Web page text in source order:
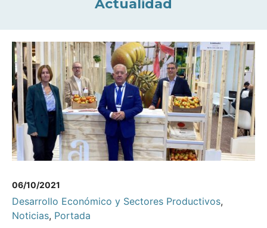
Actualidad
06/10/2021
Desarrollo Económico y Sectores Productivos,
Noticias, Portada